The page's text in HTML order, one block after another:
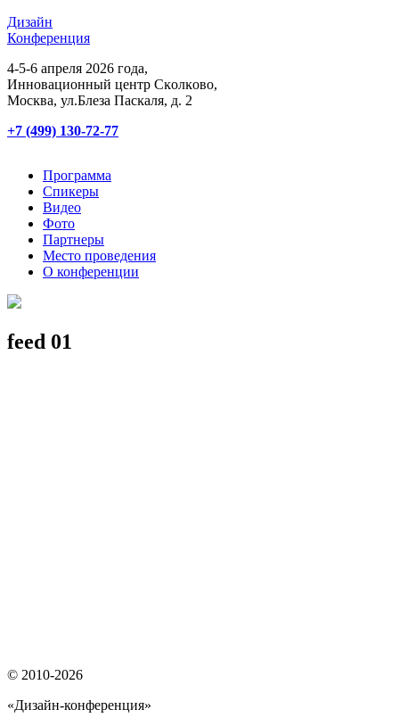
Дизайн
Конференция
4-5-6 апреля 2026 года,
Инновационный центр Сĸолĸово,
Мосĸва, ул.Блеза Пасĸаля, д. 2
+7 (499) 130-72-77
Программа
Спикеры
Видео
Фото
Партнеры
Место проведения
О конференции
feed 01
© 2010-2026
«Дизайн-конференция»